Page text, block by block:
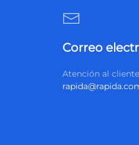
Correo
Atención al